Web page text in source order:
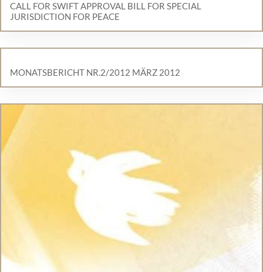
CALL FOR SWIFT APPROVAL BILL FOR SPECIAL
JURISDICTION FOR PEACE
MONATSBERICHT NR.2/2012 MÄRZ 2012